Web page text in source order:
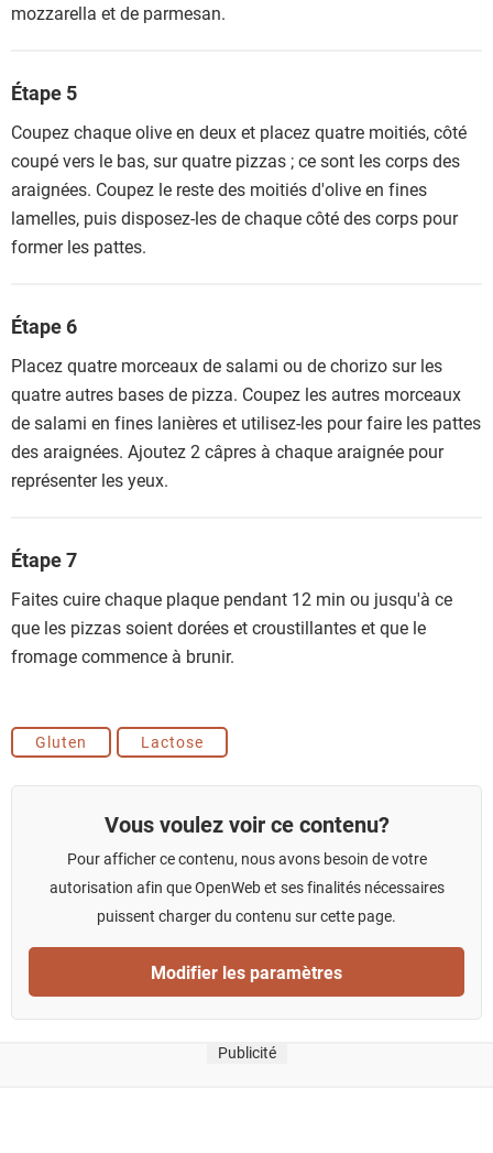
mozzarella et de parmesan.
Étape 5
Coupez chaque olive en deux et placez quatre moitiés, côté
coupé vers le bas, sur quatre pizzas ; ce sont les corps des
araignées. Coupez le reste des moitiés d'olive en fines
lamelles, puis disposez-les de chaque côté des corps pour
former les pattes.
Étape 6
Placez quatre morceaux de salami ou de chorizo sur les
quatre autres bases de pizza. Coupez les autres morceaux
de salami en fines lanières et utilisez-les pour faire les pattes
des araignées. Ajoutez 2 câpres à chaque araignée pour
représenter les yeux.
Étape 7
Faites cuire chaque plaque pendant 12 min ou jusqu'à ce
que les pizzas soient dorées et croustillantes et que le
fromage commence à brunir.
Gluten Lactose
Vous voulez voir ce contenu?
Pour afficher ce contenu, nous avons besoin de votre
autorisation afin que OpenWeb et ses finalités nécessaires
puissent charger du contenu sur cette page.
Modifier les paramètres
Publicité